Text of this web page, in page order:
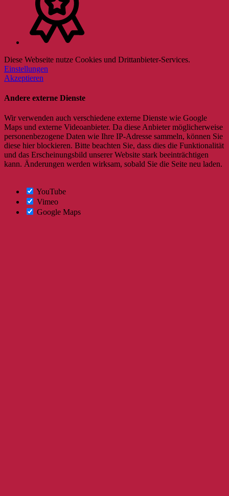
Diese Webseite nutze Cookies und Drittanbieter-Services.
Einstellungen
Akzeptieren
Andere externe Dienste
Wir verwenden auch verschiedene externe Dienste wie Google
Maps und externe Videoanbieter. Da diese Anbieter möglicherweise
personenbezogene Daten wie Ihre IP-Adresse sammeln, können Sie
diese hier blockieren. Bitte beachten Sie, dass dies die Funktionalität
und das Erscheinungsbild unserer Website stark beeinträchtigen
kann. Änderungen werden wirksam, sobald Sie die Seite neu laden.
YouTube
Vimeo
Google Maps